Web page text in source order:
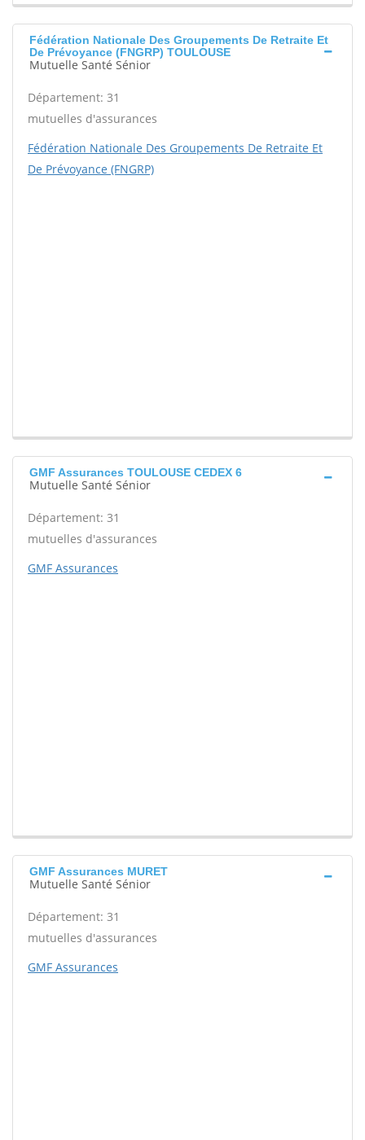
Fédération Nationale Des Groupements De Retraite Et
De Prévoyance (FNGRP) TOULOUSE
Mutuelle Santé Sénior
Département: 31
mutuelles d'assurances
Fédération Nationale Des Groupements De Retraite Et
De Prévoyance (FNGRP)
GMF Assurances TOULOUSE CEDEX 6
Mutuelle Santé Sénior
Département: 31
mutuelles d'assurances
GMF Assurances
GMF Assurances MURET
Mutuelle Santé Sénior
Département: 31
mutuelles d'assurances
GMF Assurances